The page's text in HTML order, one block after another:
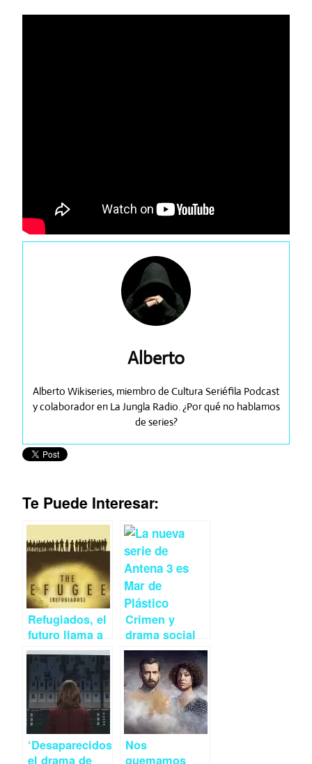
Alberto
Alberto Wikiseries, miembro de Cultura Seriéfila Podcast
y colaborador en La Jungla Radio. ¿Por qué no hablamos
de series?
Te Puede Interesar:
Refugiados, el
futuro llama a
la puerta
Crimen y
drama social
en el Mar de
Plástico
‘Desaparecidos’,
el drama de
Nos
quemamos